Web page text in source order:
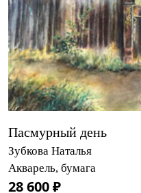
Пасмурный день
Зубкова Наталья
Акварель, бумага
28 600 ₽